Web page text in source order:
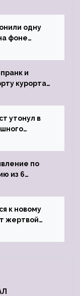
одну
фоне
и
курорта,
утонул в
по
из 6
к новому
жертвой